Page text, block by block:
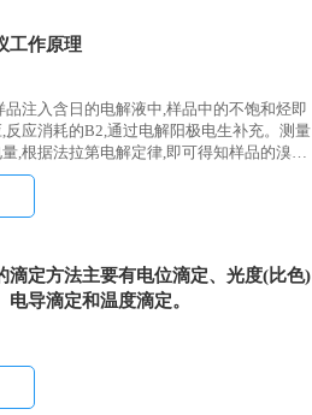
工作原理
品注入含日的电解液中,样品中的不饱和烃即
反应消耗的B2,通过电解阳极电生补充。测量
,根据法拉第电解定律,即可得知样品的溴
滴定方法主要有电位滴定、光度(比色)
导滴定和温度滴定。